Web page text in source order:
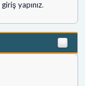
giriş yapınız.